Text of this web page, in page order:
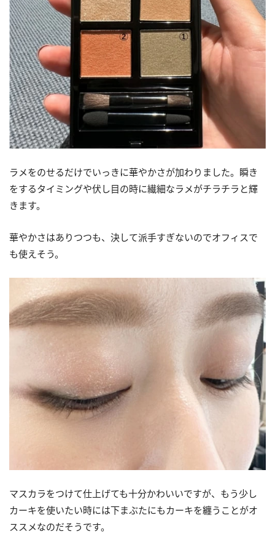
ラメをのせるだけでいっきに華やかさが加わりました。瞬き
をするタイミングや伏し目の時に繊細なラメがチラチラと輝
きます。
華やかさはありつつも、決して派手すぎないのでオフィスで
も使えそう。
マスカラをつけて仕上げても十分かわいいですが、もう少し
カーキを使いたい時には下まぶたにもカーキを纏うことがオ
ススメなのだそうです。